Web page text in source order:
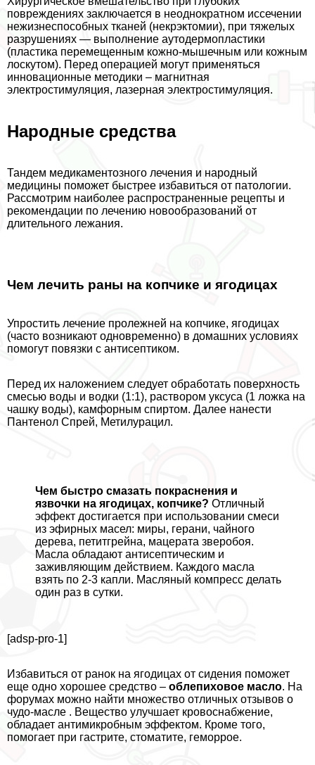
повреждениях заключается в неоднократном иссечении
нежизнеспособных тканей (некрэктомии), при тяжелых
разрушениях — выполнение аутодермопластики
(пластика перемещенным кожно-мышечным или кожным
лоскутом). Перед операцией могут применяться
инновационные методики – магнитная
электростимуляция, лазерная электростимуляция.
Народные средства
Тандем медикаментозного лечения и народный
медицины поможет быстрее избавиться от патологии.
Рассмотрим наиболее распространенные рецепты и
рекомендации по лечению новообразований от
длительного лежания.
Чем лечить раны на копчике и ягoдицах
Упростить лечение пролежней на копчике, ягoдицах
(часто возникают одновременно) в домашних условиях
помогут повязки с антисептиком.
Перед их наложением следует обработать поверхность
смесью воды и водки (1:1), раствором уксуса (1 ложка на
чашку воды), камфорным спиртом. Далее нанести
Пантенол Спрей, Метилурацил.
Чем быстро смазать покраснения и
язвочки на ягoдицах, копчике? Отличный
эффект достигается при использовании смеси
из эфирных масел: миры, герани, чайного
дерева, петитгрейна, мацерата зверобоя.
Масла обладают антисептическим и
заживляющим действием. Каждого масла
взять по 2-3 капли. Масляный компресс делать
один раз в сутки.
[adsp-pro-1]
Избавиться от ранок на ягoдицах от сидения поможет
еще одно хорошее средство – облепиховое масло. На
форумах можно найти множество отличных отзывов о
чудо-масле . Вещество улучшает кровоснабжение,
обладает антимикробным эффектом. Кроме того,
помогает при гастрите, стоматите, геморрое.